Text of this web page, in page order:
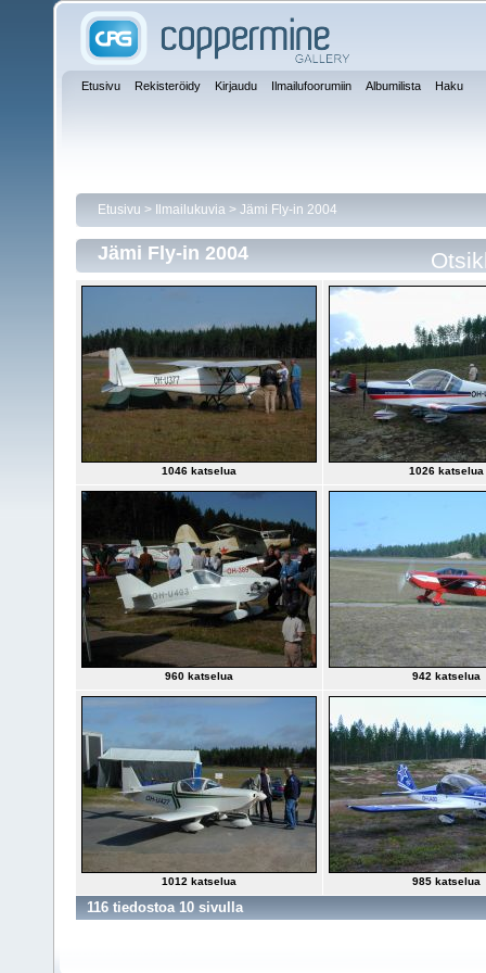
Etusivu Rekisteröidy Kirjaudu Ilmailufoorumiin Albumilista Haku
Etusivu > Ilmailukuvia > Jämi Fly-in 2004
Jämi Fly-in 2004
1046 katselua 1026 katselua
960 katselua 942 katselua
1012 katselua 985 katselua
116 tiedostoa 10 sivulla